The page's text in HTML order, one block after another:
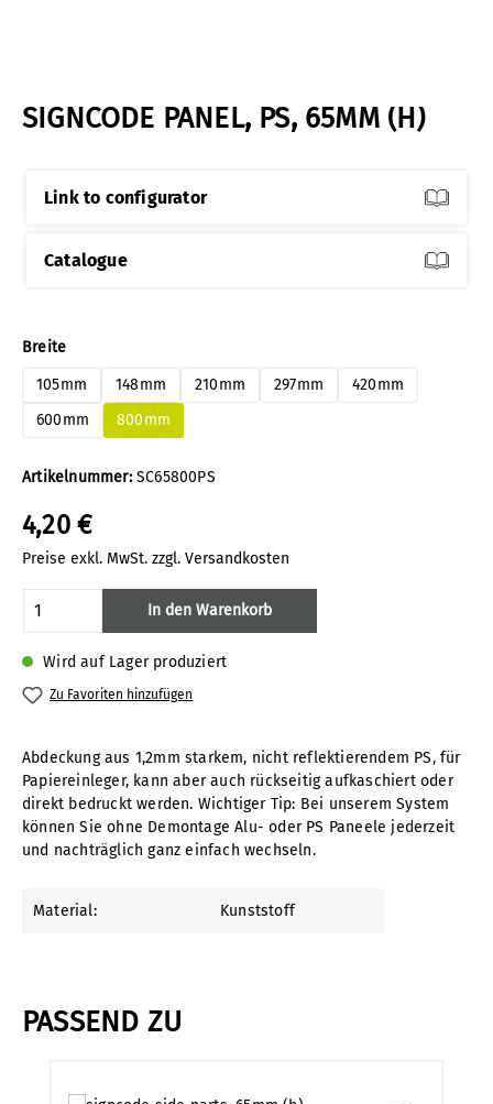
SIGNCODE PANEL, PS, 65MM (H)
Link to configurator
Catalogue
Artikelnummer:SC65800PS
4,20 €
Preise exkl. MwSt. zzgl. Versandkosten
Wird auf Lager produziert
Breiteauswählen
105mm 148mm 210mm 297mm
420mm
600mm
800mm
Produkt Anzahl: Gib den gewünschten
In den Warenkorb
Zu Favoriten hinzufügen
Abdeckung aus 1,2mm starkem, nicht reflektierendem PS, für
Papiereinleger, kann aber auch rückseitig aufkaschiert oder
direkt bedruckt werden. Wichtiger Tip: Bei unserem System
können Sie ohne Demontage Alu- oder PS Paneele jederzeit
und nachträglich ganz einfach wechseln.
Material: Kunststoff
PASSEND ZU